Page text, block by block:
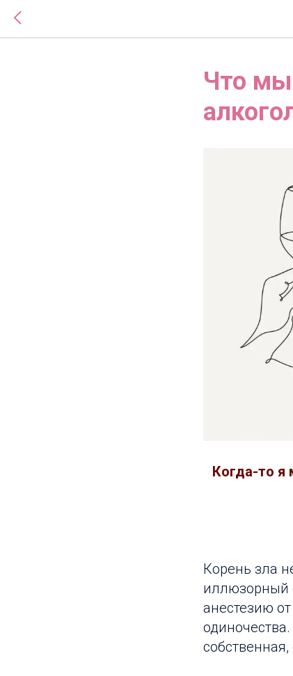
Что мы
Когда-то я
Корень зла
иллюзорный
анестезию